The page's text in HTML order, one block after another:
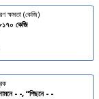
ক্ষমতা (কেজি)
কেজি
- -, “পিছনে - -